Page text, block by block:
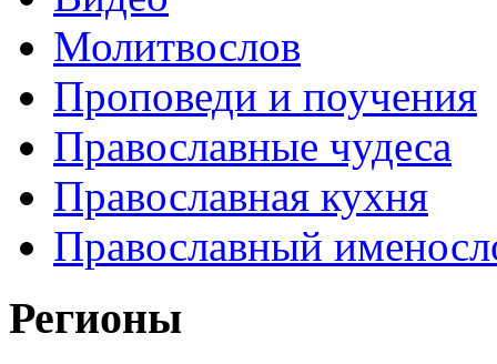
Молитвослов
Проповеди и поучения
Православные чудеса
Православная кухня
Православный
Регионы